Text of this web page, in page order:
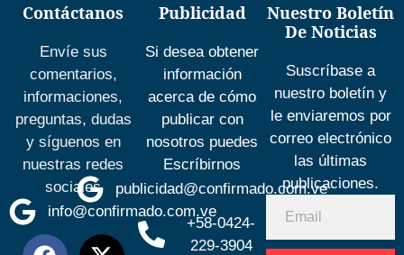
Contáctanos
Envíe sus
comentarios,
informaciones,
preguntas, dudas
y síguenos en
nuestras redes
sociales
info@confirmado.com.ve
Publicidad
Si desea obtener
información
acerca de cómo
publicar con
nosotros puedes
Escríbirnos
publicidad@confirmado.com.ve
+58-0424-
229-3904
Nuestro Boletín
De Noticias
Suscríbase a
nuestro boletín y
le enviaremos por
correo electrónico
las últimas
publicaciones.